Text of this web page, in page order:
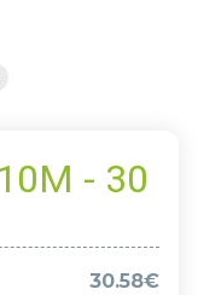
- 30
30.58€